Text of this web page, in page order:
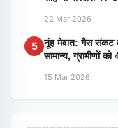
22 Mar 2026
5 नूंह मेवात: गैस संकट
सामान्य, ग्रामीणों
15 Mar 2026